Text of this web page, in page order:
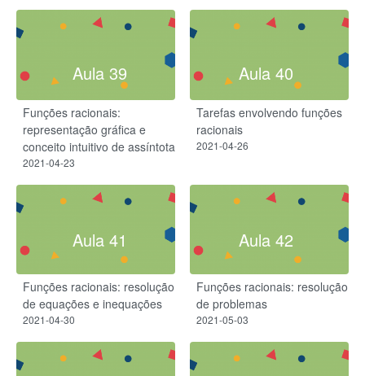
Aula 39
Funções racionais:
representação gráfica e
conceito intuitivo de assíntota
2021-04-23
Aula 40
Tarefas envolvendo funções
racionais
2021-04-26
Aula 41
Funções racionais: resolução
de equações e inequações
2021-04-30
Aula 42
Funções racionais: resolução
de problemas
2021-05-03